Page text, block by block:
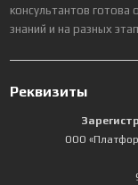
консультантов
знаний и на разных
Реквизиты
ООО